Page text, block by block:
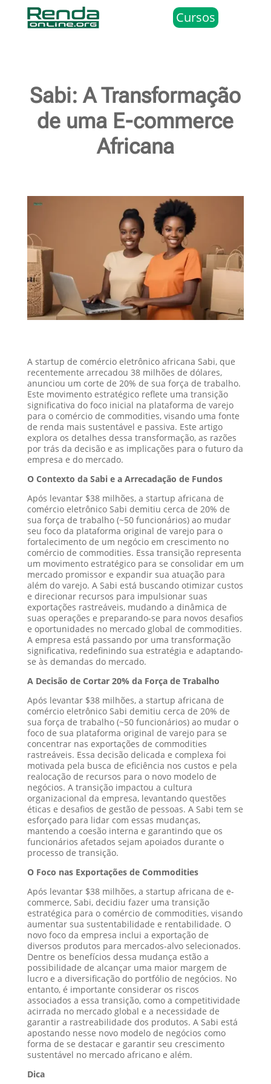
Cursos
Sabi: A Transformação
de uma E-commerce
Africana
A startup de comércio eletrônico africana Sabi, que
recentemente arrecadou 38 milhões de dólares,
anunciou um corte de 20% de sua força de trabalho.
Este movimento estratégico reflete uma transição
significativa do foco inicial na plataforma de varejo
para o comércio de commodities, visando uma fonte
de renda mais sustentável e passiva. Este artigo
explora os detalhes dessa transformação, as razões
por trás da decisão e as implicações para o futuro da
empresa e do mercado.
O Contexto da Sabi e a Arrecadação de Fundos
Após levantar $38 milhões, a startup africana de
comércio eletrônico Sabi demitiu cerca de 20% de
sua força de trabalho (~50 funcionários) ao mudar
seu foco da plataforma original de varejo para o
fortalecimento de um negócio em crescimento no
comércio de commodities. Essa transição representa
um movimento estratégico para se consolidar em um
mercado promissor e expandir sua atuação para
além do varejo. A Sabi está buscando otimizar custos
e direcionar recursos para impulsionar suas
exportações rastreáveis, mudando a dinâmica de
suas operações e preparando-se para novos desafios
e oportunidades no mercado global de commodities.
A empresa está passando por uma transformação
significativa, redefinindo sua estratégia e adaptando-
se às demandas do mercado.
A Decisão de Cortar 20% da Força de Trabalho
Após levantar $38 milhões, a startup africana de
comércio eletrônico Sabi demitiu cerca de 20% de
sua força de trabalho (~50 funcionários) ao mudar o
foco de sua plataforma original de varejo para se
concentrar nas exportações de commodities
rastreáveis. Essa decisão delicada e complexa foi
motivada pela busca de eficiência nos custos e pela
realocação de recursos para o novo modelo de
negócios. A transição impactou a cultura
organizacional da empresa, levantando questões
éticas e desafios de gestão de pessoas. A Sabi tem se
esforçado para lidar com essas mudanças,
mantendo a coesão interna e garantindo que os
funcionários afetados sejam apoiados durante o
processo de transição.
O Foco nas Exportações de Commodities
Após levantar $38 milhões, a startup africana de e-
commerce, Sabi, decidiu fazer uma transição
estratégica para o comércio de commodities, visando
aumentar sua sustentabilidade e rentabilidade. O
novo foco da empresa inclui a exportação de
diversos produtos para mercados-alvo selecionados.
Dentre os benefícios dessa mudança estão a
possibilidade de alcançar uma maior margem de
lucro e a diversificação do portfólio de negócios. No
entanto, é importante considerar os riscos
associados a essa transição, como a competitividade
acirrada no mercado global e a necessidade de
garantir a rastreabilidade dos produtos. A Sabi está
apostando nesse novo modelo de negócios como
forma de se destacar e garantir seu crescimento
sustentável no mercado africano e além.
Dica